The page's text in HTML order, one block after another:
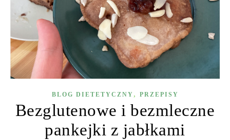
BLOG DIETETYCZNY , PRZEPISY
Bezglutenowe i bezmleczne
pankejki z jabłkami